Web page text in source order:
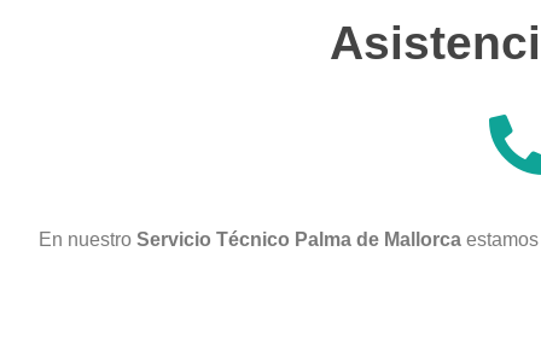
En nuestro Servicio Técnico Palma de Mallorca